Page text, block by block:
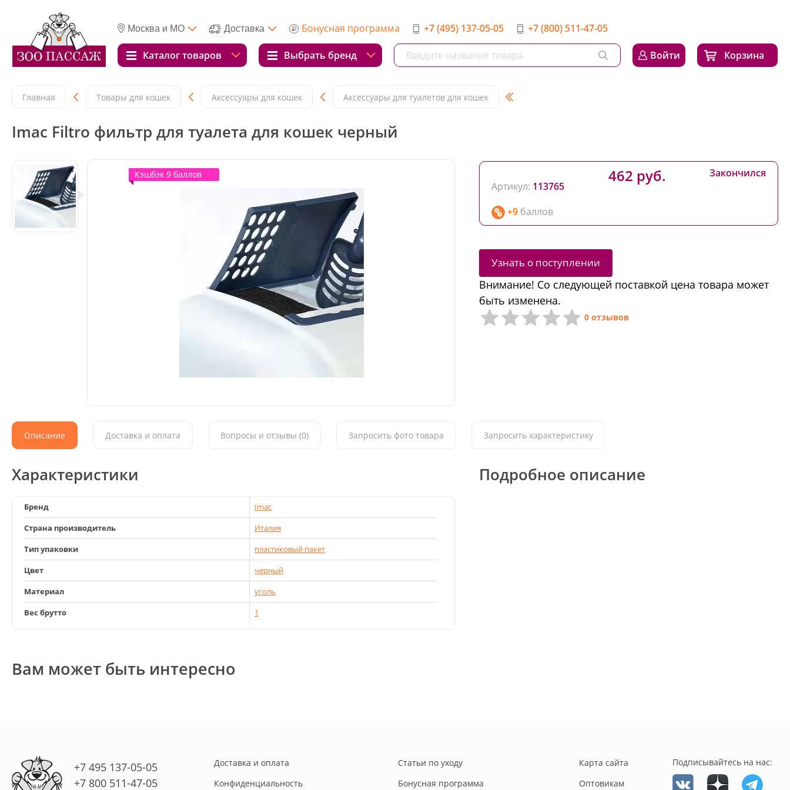
Москва и МО Доставка Бонусная программа +7 (495) 137-05-05 +7 (800) 511-47-05
Каталог товаров Выбрать бренд Войти Корзина
Главная Товары для кошек Аксессуары для кошек Аксессуары для туалетов для кошек
Imac Filtro фильтр для туалета для кошек черный
Кэшбэк 9 баллов
Кэшбэк 9 баллов
Артикул: 113765
+9 баллов
462 руб. Закончился
Узнать о поступлении
Внимание! Со следующей поставкой цена товара может
быть изменена.
0 отзывов
Описание Доставка и оплата Вопросы и отзывы (0) Запросить фото товара Запросить характеристику
Характеристики
Бренд
Imac
Страна производитель
Италия
Тип упаковки
пластиковый пакет
Цвет
черный
Материал
уголь
Вес брутто
1
Подробное описание
Вам может быть интересно
+7 495 137-05-05
+7 800 511-47-05
Доставка и оплата
Конфиденциальность
Статьи по уходу
Бонусная программа
Карта сайта
Оптовикам
Подписывайтесь на нас: